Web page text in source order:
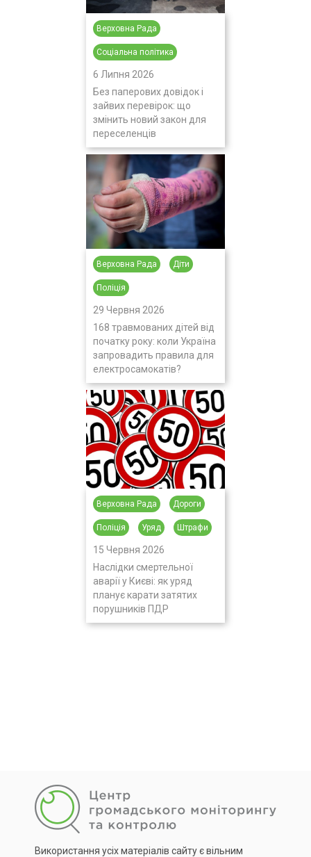
Верховна Рада
Соціальна політика
6 Липня 2026
Без паперових довідок і
зайвих перевірок: що
змінить новий закон для
переселенців
Верховна Рада Діти
Поліція
29 Червня 2026
168 травмованих дітей від
початку року: коли Україна
запровадить правила для
електросамокатів?
Верховна Рада Дороги
Поліція Уряд Штрафи
15 Червня 2026
Наслідки смертельної
аварії у Києві: як уряд
планує карати затятих
порушників ПДР
Використання усіх матеріалів сайту є вільним